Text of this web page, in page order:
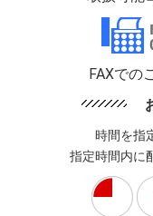
FAXでの
時間を指
指定時間内に